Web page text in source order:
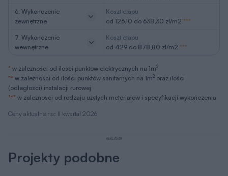
Ceny aktualne na: II kwartał 2026
6. Wykończenie
zewnętrzne
Koszt etapu
od 126,10 do 638,30 zł/m2 ***
7. Wykończenie
wewnętrzne
Koszt etapu
od 429 do 878,80 zł/m2 ***
* w zależności od ilości punktów elektrycznych na 1m2
** w zależności od ilości punktów sanitarnych na 1m2 oraz ilości
(odległości) instalacji rurowej
*** w zależności od rodzaju użytych meteriałów i specyfikacji wykończenia
REKLAMA
Projekty podobne